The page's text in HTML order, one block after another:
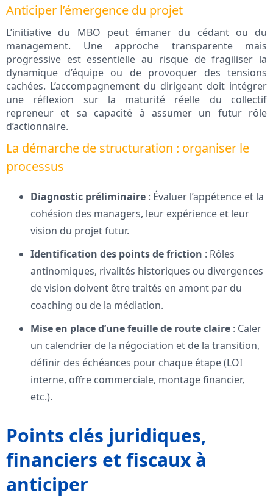
Anticiper l’émergence du projet
L’initiative du MBO peut émaner du cédant ou du
management. Une approche transparente mais
progressive est essentielle au risque de fragiliser la
dynamique d’équipe ou de provoquer des tensions
cachées. L’accompagnement du dirigeant doit intégrer
une réflexion sur la maturité réelle du collectif
repreneur et sa capacité à assumer un futur rôle
d’actionnaire.
La démarche de structuration : organiser le
processus
Diagnostic préliminaire : Évaluer l’appétence et la
cohésion des managers, leur expérience et leur
vision du projet futur.
Identification des points de friction : Rôles
antinomiques, rivalités historiques ou divergences
de vision doivent être traités en amont par du
coaching ou de la médiation.
Mise en place d’une feuille de route claire : Caler
un calendrier de la négociation et de la transition,
définir des échéances pour chaque étape (LOI
interne, offre commerciale, montage financier,
etc.).
Points clés juridiques,
financiers et fiscaux à
anticiper